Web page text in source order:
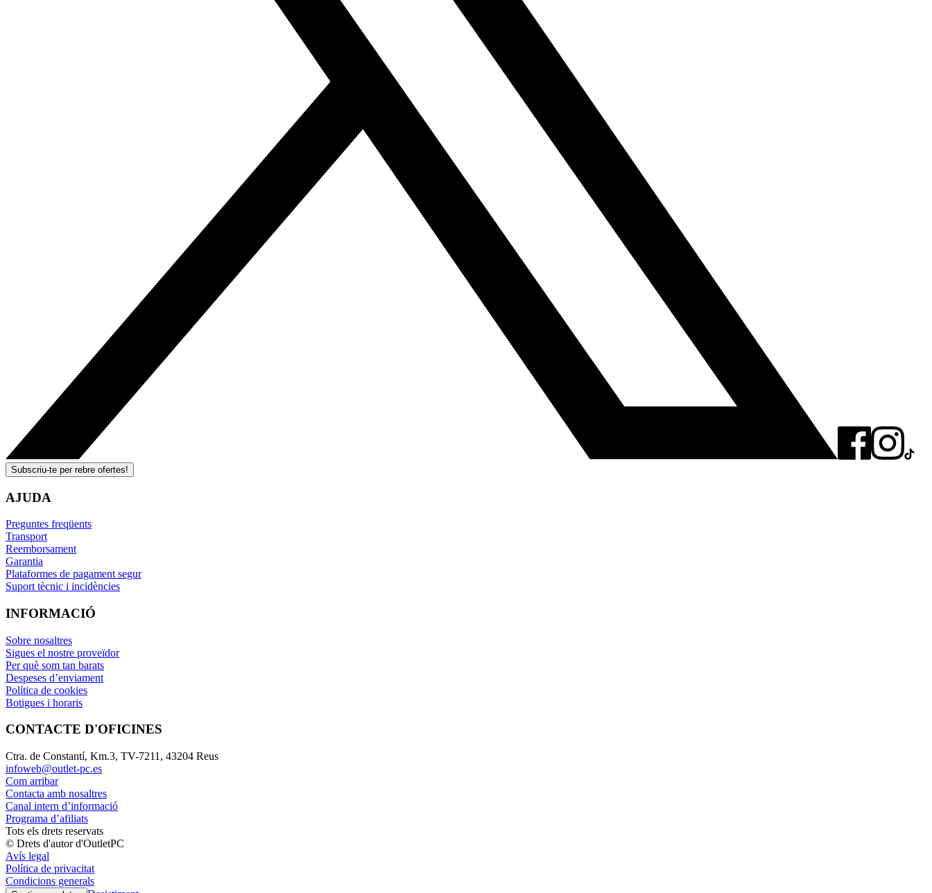
Subscriu-te per rebre ofertes!
AJUDA
Preguntes freqüents
Transport
Reemborsament
Garantia
Plataformes de pagament segur
Suport tècnic i incidències
INFORMACIÓ
Sobre nosaltres
Sigues el nostre proveïdor
Per què som tan barats
Despeses d’enviament
Política de cookies
Botigues i horaris
CONTACTE D'OFICINES
Ctra. de Constantí, Km.3, TV-7211, 43204 Reus
infoweb@outlet-pc.es
Com arribar
Contacta amb nosaltres
Canal intern d’informació
Programa d’afiliats
Tots els drets reservats
© Drets d'autor d'OutletPC
Avís legal
Política de privacitat
Condicions generals